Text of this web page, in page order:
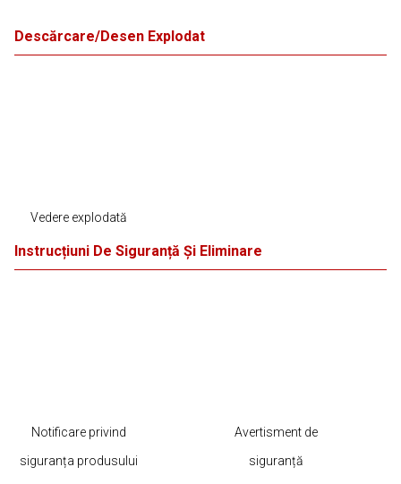
Descărcare/Desen Explodat
Vedere explodată
Instrucțiuni De Siguranță Și Eliminare
Notificare privind
siguranța produsului
Avertisment de
siguranță